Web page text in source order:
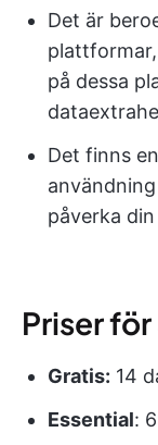
Det är
på dessa
Det finns
påverka
Priser
Gratis: 14
Essential: